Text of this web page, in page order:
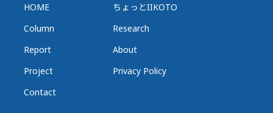
HOME
ちょっとIIKOTO
Column
Research
Report
About
Project
Privacy Policy
Contact